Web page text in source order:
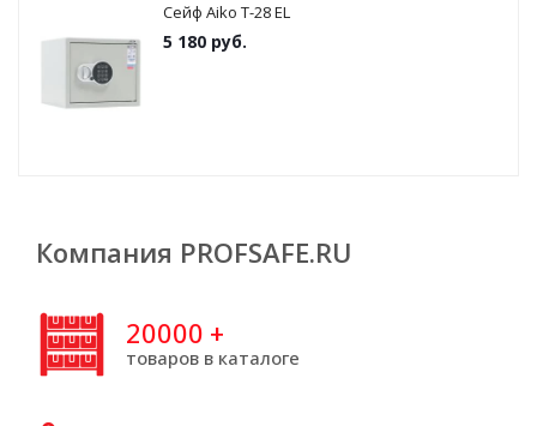
Сейф Aiko T-28 EL
5 180 руб.
Компания PROFSAFE.RU
20000 +
товаров в каталоге